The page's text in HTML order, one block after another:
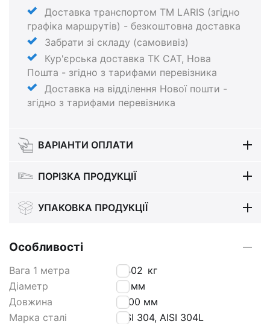
Доставка транспортом ТМ LARIS (згідно
графіка маршрутів) - безкоштовна доставка
Забрати зі складу (самовивіз)
Кур'єрська доставка ТК САТ, Нова
Пошта - згідно з тарифами перевізника
Доставка на відділення Нової пошти -
згідно з тарифами перевізника
ВАРІАНТИ ОПЛАТИ
ПОРІЗКА ПРОДУКЦІЇ
УПАКОВКА ПРОДУКЦІЇ
Особливості
Вага 1 метра 3,402 кг
Діаметр
70 мм
Довжина
6000 мм
Марка сталі
AISI 304, AISI 304L